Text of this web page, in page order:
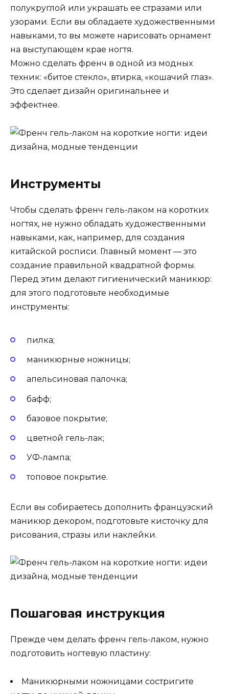
полукруглой или украшать ее стразами или
узорами. Если вы обладаете художественными
навыками, то вы можете нарисовать орнамент
на выступающем крае ногтя.
Можно сделать френч в одной из модных
техник: «битое стекло», втирка, «кошачий глаз».
Это сделает дизайн оригинальнее и
эффектнее.
Инструменты
Чтобы сделать френч гель-лаком на коротких
ногтях, не нужно обладать художественными
навыками, как, например, для создания
китайской росписи. Главный момент — это
создание правильной квадратной формы.
Перед этим делают гигиенический маникюр:
для этого подготовьте необходимые
инструменты:
пилка;
маникюрные ножницы;
апельсиновая палочка;
бафф;
базовое покрытие;
цветной гель-лак;
УФ-лампа;
топовое покрытие.
Если вы собираетесь дополнить французский
маникюр декором, подготовьте кисточку для
рисования, стразы или наклейки.
Пошаговая инструкция
Прежде чем делать френч гель-лаком, нужно
подготовить ногтевую пластину:
Маникюрными ножницами состригите